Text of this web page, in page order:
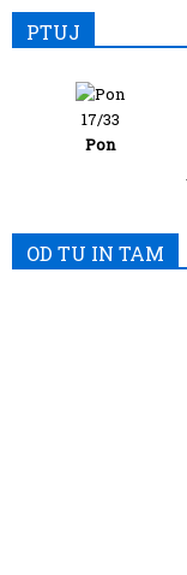
PTUJ
17/33
Pon
OD TU IN TAM